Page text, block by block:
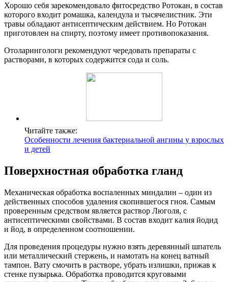
Хорошо себя зарекомендовало фитосредство Ротокан, в состав
которого входит ромашка, календула и тысячелистник. Эти
травы обладают антисептическим действием. Но Ротокан
приготовлен на спирту, поэтому имеет противопоказания.
Отоларингологи рекомендуют чередовать препараты с
растворами, в которых содержится сода и соль.
Читайте также:
Особенности лечения бактериальной ангины у взрослых
и детей
Поверхностная обработка гланд
Механическая обработка воспаленных миндалин – один из
действенных способов удаления скопившегося гноя. Самым
проверенным средством является раствор Люголя, с
антисептическими свойствами. В состав входит калия йодид
и йод, в определенном соотношении.
Для проведения процедуры нужно взять деревянный шпатель
или металлический стержень, и намотать на конец ватный
тампон. Вату смочить в растворе, убрать излишки, прижав к
стенке пузырька. Обработка проводится круговыми